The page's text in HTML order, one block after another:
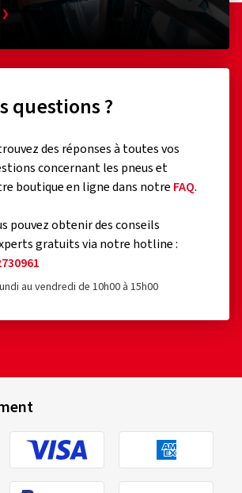
questions ?
des réponses à toutes vos
concernant les pneus et
boutique en ligne dans notre FAQ.
pouvez obtenir des conseils
gratuits via notre hotline :
au vendredi de 10h00 à 15h00